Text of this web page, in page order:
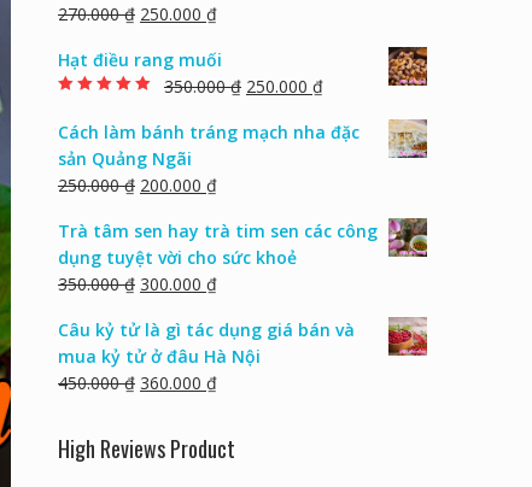
270.000₫ 250.000 ₫
Hạt điều rang muối
350.000₫ 250.000 ₫
Cách làm bánh tráng mạch nha đặc
sản Quảng Ngãi
250.000₫ 200.000 ₫
Trà tâm sen hay trà tim sen các công
dụng tuyệt vời cho sức khoẻ
350.000₫ 300.000 ₫
Câu kỷ tử là gì tác dụng giá bán và
mua kỷ tử ở đâu Hà Nội
450.000₫ 360.000 ₫
High Reviews Product